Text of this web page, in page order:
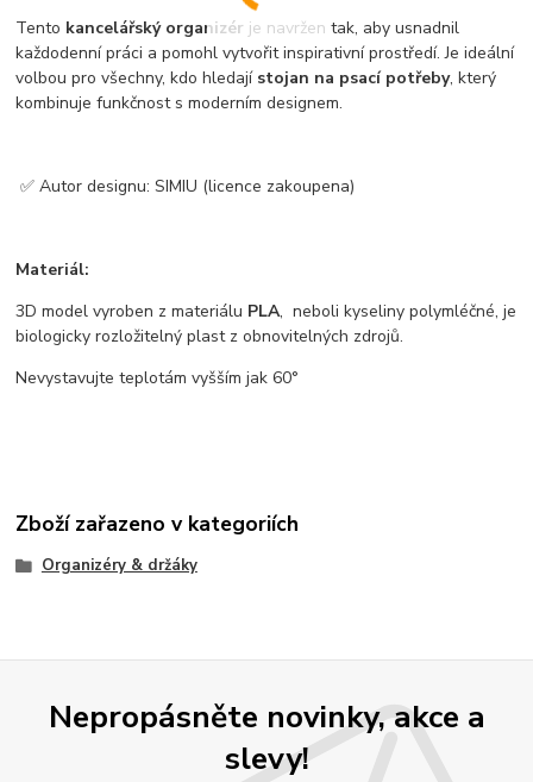
Tento kancelářský organizér je navržen tak, aby usnadnil
každodenní práci a pomohl vytvořit inspirativní prostředí. Je ideální
volbou pro všechny, kdo hledají stojan na psací potřeby, který
kombinuje funkčnost s moderním designem.
✅ Autor designu: SIMIU (licence zakoupena)
Materiál:
3D model vyroben z materiálu PLA, neboli kyseliny polymléčné, je
biologicky rozložitelný plast z obnovitelných zdrojů.
Nevystavujte teplotám vyšším jak 60°
Zboží zařazeno v kategoriích
Organizéry & držáky
Nepropásněte novinky, akce a
slevy!